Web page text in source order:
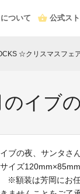
ついて 公式ス
☆クリスマスフェ
イブ
イブの夜、サンタ
イズ
装は芳岡にお任